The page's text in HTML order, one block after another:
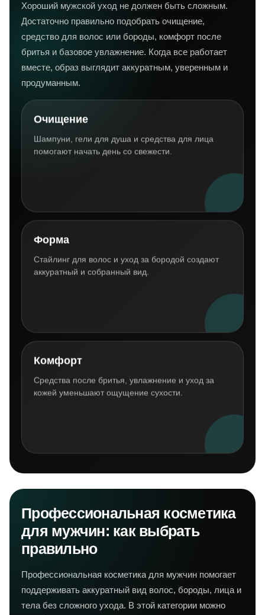
Хороший мужской уход не должен быть сложным.
Достаточно правильно подобрать очищение,
средство для волос или бороды, комфорт после
бритья и базовое увлажнение. Когда все работает
вместе, образ выглядит аккуратным, уверенным и
продуманным.
Очищение
Шампуни, гели для душа и средства для лица
помогают начать день со свежести.
Форма
Стайлинг для волос и уход за бородой создают
аккуратный и собранный вид.
Комфорт
Средства после бритья, увлажнение и уход за
кожей уменьшают ощущение сухости.
Профессиональная косметика
для мужчин: как выбрать
правильно
Профессиональная косметика для мужчин помогает
поддерживать аккуратный вид волос, бороды, лица и
тела без сложного ухода. В этой категории можно